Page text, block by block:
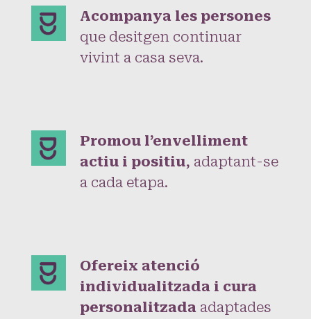
Acompanya les persones
que desitgen continuar
vivint a casa seva.
Promou l’envelliment
actiu i positiu, adaptant-se
a cada etapa.
Ofereix atenció
individualitzada i cura
personalitzadaadaptades